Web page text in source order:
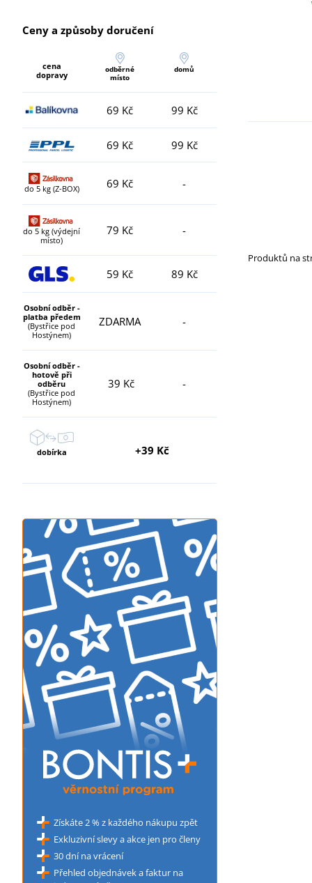
Ceny a způsoby doručení
cena
dopravy
odběrné
místo
domů
69 Kč 99 Kč
69 Kč 99 Kč
do 5 kg (Z-BOX) 69 Kč -
do 5 kg (výdejní
místo)
79 Kč -
59 Kč 89 Kč
Osobní odběr -
platba předem
(Bystřice pod
Hostýnem)
ZDARMA -
Osobní odběr -
hotově při
odběru
(Bystřice pod
Hostýnem)
39 Kč -
dobírka +39 Kč
Získáte 2 % z každého nákupu zpět
Exkluzivní slevy a akce jen pro členy
30 dní na vrácení
Přehled objednávek a faktur na
Produktů na